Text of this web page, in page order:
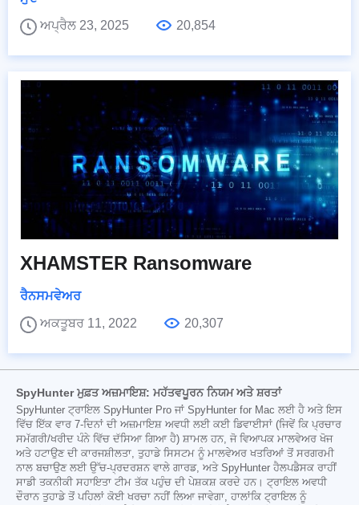
ਅਪ੍ਰੈਲ 23, 2025
20,854
XHAMSTER Ransomware
ਰੈਨਸਮਵੇਅਰ
ਅਕਤੂਬਰ 11, 2022
20,307
SpyHunter ਮੁਫ਼ਤ ਅਜ਼ਮਾਇਸ਼: ਮਹੱਤਵਪੂਰਨ ਨਿਯਮ ਅਤੇ ਸ਼ਰਤਾਂ
SpyHunter ਟ੍ਰਾਇਲ SpyHunter Pro ਜਾਂ SpyHunter for Mac ਲਈ ਹੈ ਅਤੇ ਇਸ
ਵਿੱਚ ਇੱਕ ਵਾਰ 7-ਦਿਨਾਂ ਦੀ ਅਜ਼ਮਾਇਸ਼ ਅਵਧੀ ਲਈ ਕਈ ਡਿਵਾਈਸਾਂ (ਜਿਵੇਂ ਕਿ ਪ੍ਰਚਾਰ
ਸਮੱਗਰੀ/ਖਰੀਦ ਪੰਨੇ ਵਿੱਚ ਦੱਸਿਆ ਗਿਆ ਹੈ) ਸ਼ਾਮਲ ਹਨ, ਜੋ ਵਿਆਪਕ ਮਾਲਵੇਅਰ ਖੋਜ
ਅਤੇ ਹਟਾਉਣ ਦੀ ਕਾਰਜਸ਼ੀਲਤਾ, ਤੁਹਾਡੇ ਸਿਸਟਮ ਨੂੰ ਮਾਲਵੇਅਰ ਖਤਰਿਆਂ ਤੋਂ ਸਰਗਰਮੀ
ਨਾਲ ਬਚਾਉਣ ਲਈ ਉੱਚ-ਪ੍ਰਦਰਸ਼ਨ ਵਾਲੇ ਗਾਰਡ, ਅਤੇ SpyHunter ਹੈਲਪਡੈਸਕ ਰਾਹੀਂ
ਸਾਡੀ ਤਕਨੀਕੀ ਸਹਾਇਤਾ ਟੀਮ ਤੱਕ ਪਹੁੰਚ ਦੀ ਪੇਸ਼ਕਸ਼ ਕਰਦੇ ਹਨ। ਟ੍ਰਾਇਲ ਅਵਧੀ
ਦੌਰਾਨ ਤੁਹਾਡੇ ਤੋਂ ਪਹਿਲਾਂ ਕੋਈ ਖਰਚਾ ਨਹੀਂ ਲਿਆ ਜਾਵੇਗਾ, ਹਾਲਾਂਕਿ ਟ੍ਰਾਇਲ ਨੂੰ